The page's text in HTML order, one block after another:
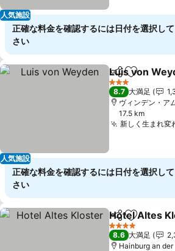
人気施設
正確な料金を確認するには日付を選択し
さい
人気施設
シェアお気に入
Luis von
3 ホテルのランク
8.7 大満足
ヴィンデン・ア
17.5 km
新しく生まれ変
正確な料金を確認するには日付を選択し
さい
シェアお気に入
Hotel Altes
4 ホテルのランク
8.6 大満足
Hainburg an